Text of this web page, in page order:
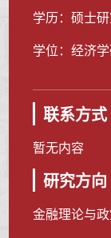
学历：硕士
学位：经济
联系方式
暂无内容
研究方向
金融理论与